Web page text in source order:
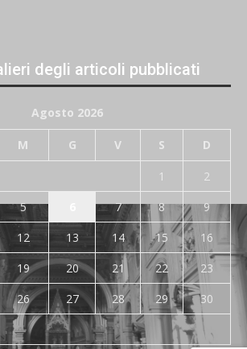
degli articoli pubblicati
Agosto 2026
M G V S D
1
2
5 7 8
9
12 13 14 15
16
19 20 21 22
23
26 27 28 29
30